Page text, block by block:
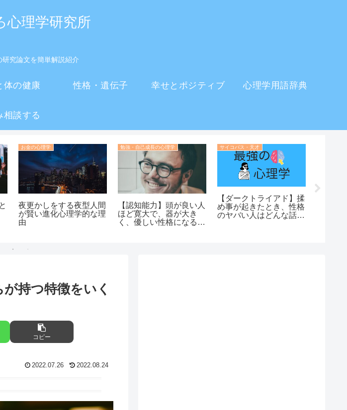
心理学研究所
究論文を簡単解説紹介
体の健康 性格・遺伝子 幸せとポジティブ 心理学用語辞典
相談する
お金の心理学
夜更かしをする夜型人間
が賢い進化心理学的な理
由
勉強・自己成長の心理学
【認知能力】頭が良い人
ほど寛大で、器が大き
く、優しい性格になる理
サイコパス・天才
【ダークトライアド】揉
め事が起きたとき、性格
のヤバい人はどんな話し
持つ特徴をいく
コピー
2022.07.26 2022.08.24